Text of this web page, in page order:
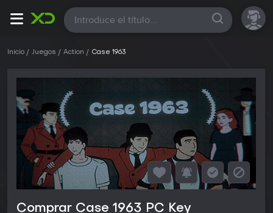
Todas
Inicio Juegos Action Case 1963
Comprar Case 1963 PC Key